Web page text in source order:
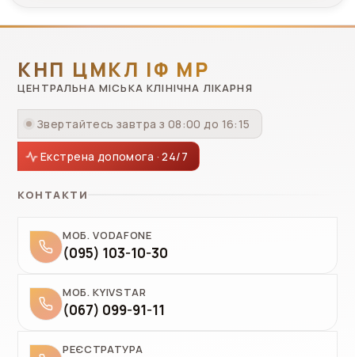
КНП ЦМКЛ ІФ МР
ЦЕНТРАЛЬНА МІСЬКА КЛІНІЧНА ЛІКАРНЯ
Звертайтесь завтра з 08:00 до 16:15
КОНТАКТИ
МОБ. VODAFONE
(095) 103-10-30
МОБ. KYIVSTAR
(067) 099-91-11
РЕЄСТРАТУРА
Екстрена допомога · 24/7